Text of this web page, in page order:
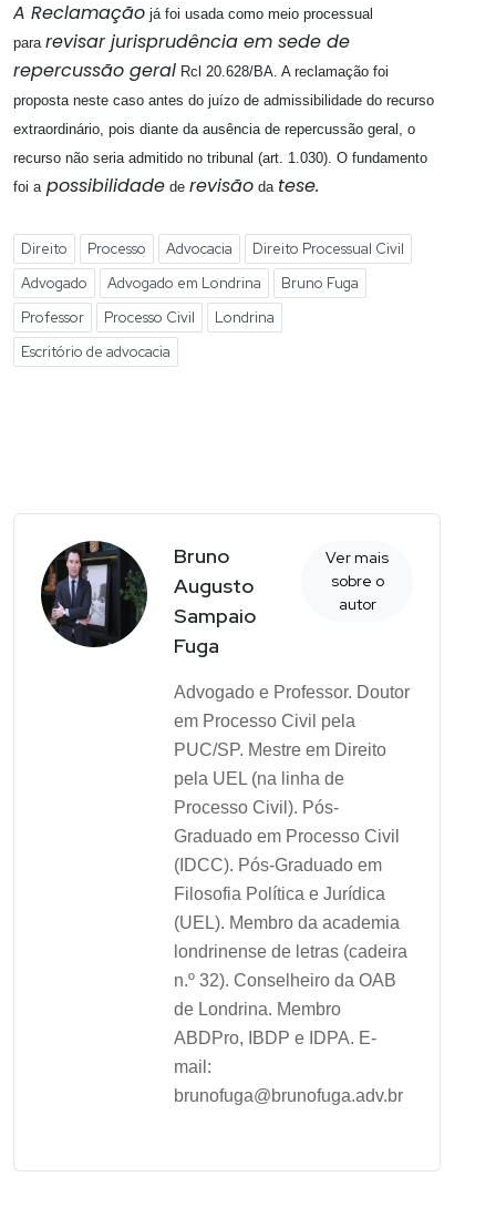
A Reclamação já foi usada como meio processual
para revisar jurisprudência em sede de
repercussão geral Rcl 20.628/BA. A reclamação foi
proposta neste caso antes do juízo de admissibilidade do recurso
extraordinário, pois diante da ausência de repercussão geral, o
recurso não seria admitido no tribunal (art. 1.030). O fundamento
foi apossibilidade de revisão da tese.
Direito Processo Advocacia
Direito Processual Civil
Advogado
Advogado em Londrina
Bruno Fuga
Professor
Processo Civil
Londrina
Escritório de advocacia
Bruno
Augusto
Sampaio
Fuga
Ver mais
sobre o
autor
Advogado e Professor. Doutor
em Processo Civil pela
PUC/SP. Mestre em Direito
pela UEL (na linha de
Processo Civil). Pós-
Graduado em Processo Civil
(IDCC). Pós-Graduado em
Filosofia Política e Jurídica
(UEL). Membro da academia
londrinense de letras (cadeira
n.º 32). Conselheiro da OAB
de Londrina. Membro
ABDPro, IBDP e IDPA. E-
mail:
brunofuga@brunofuga.adv.br